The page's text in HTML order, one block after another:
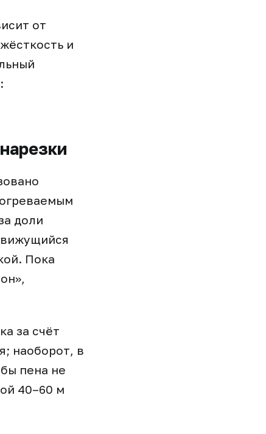
от
и
доли
Пока
за счёт
наоборот, в
пена не
40–60 м